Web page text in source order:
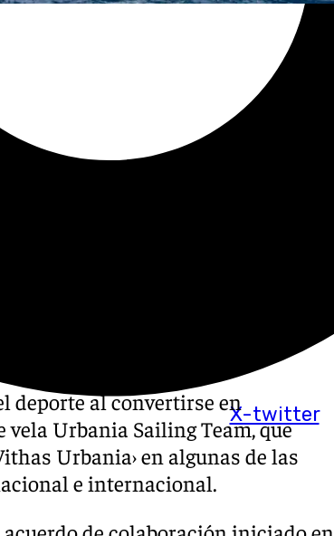
X-twitter
deporte al convertirse en
Urbania Sailing Team, que
Urbania› en algunas de las
e internacional.